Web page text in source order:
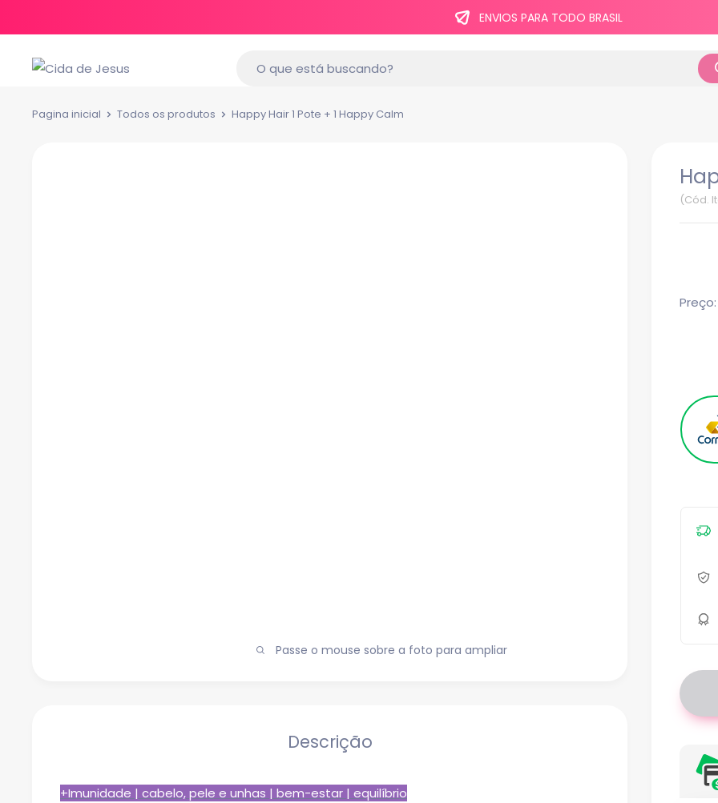
ENVIOS PARA TODO BRASIL
Pagina inicial Todos os produtos Happy Hair 1 Pote + 1 Happy Calm
Passe o mouse sobre a foto para ampliar
(Cód.
Preço:
Descrição
+Imunidade | cabelo, pele e unhas | bem-estar | equilíbrio